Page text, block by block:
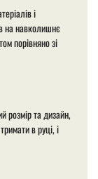
і
на навколишнє
порівняно зі
розмір та дизайн,
в руці, і